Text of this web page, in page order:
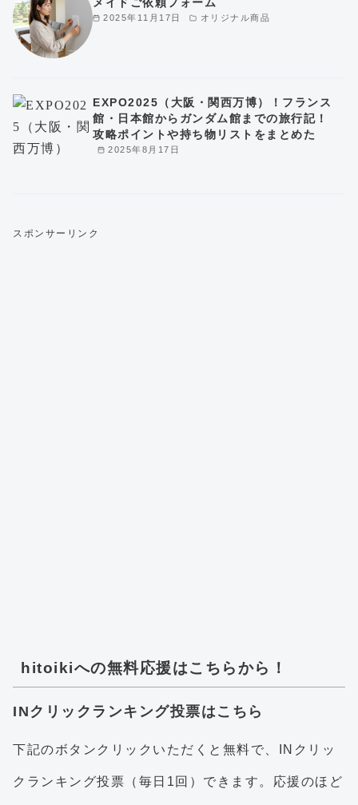
2025年11月17日 オリジナル商品
メイドご依頼フォーム
2025年8月17日
EXPO2025（大阪・関西万博）！フランス
館・日本館からガンダム館までの旅行記！
攻略ポイントや持ち物リストをまとめた
スポンサーリンク
hitoikiへの無料応援はこちらから！
INクリックランキング投票はこちら
下記のボタンクリックいただくと無料で、INクリッ
クランキング投票（毎日1回）できます。応援のほど